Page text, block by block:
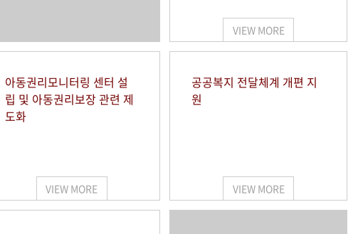
VIEW MORE
아동권리모니터링 센터 설
립 및 아동권리보장 관련 제
도화
VIEW MORE
공공복지 전달체계 개편 지
원
VIEW MORE